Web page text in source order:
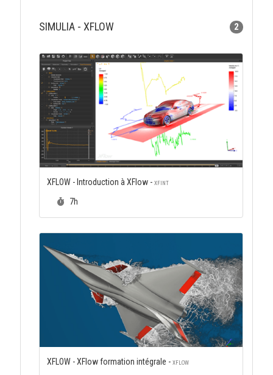
SIMULIA - XFLOW 2
XFLOW - Introduction à XFlow - XFINT
Durée :
7h
XFLOW - XFlow formation intégrale - XFLOW